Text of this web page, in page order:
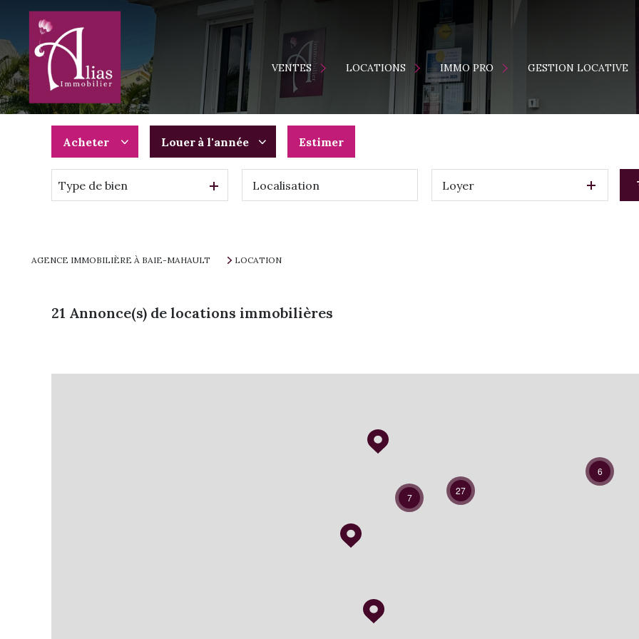
VENTES
APPARTEMENTS
TERRAINS
PROGRAMMES NEUFS
LOCATIONS
MAISONS
APPARTEMENTS
IMMO PRO
LOCATION
VENTE
GESTION LOCATIVE
Acheter
De l'ancien
Louer à l'année
à l'année
Estimer
Type de bien Loyer
AGENCE IMMOBILIÈRE À BAIE-MAHAULT LOCATION
21 Annonce(s) de locations immobilières
7
6
27